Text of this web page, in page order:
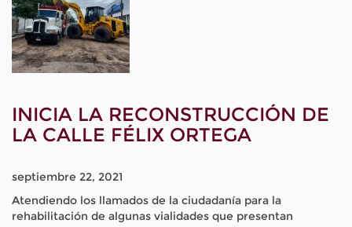
INICIA LA RECONSTRUCCIÓN DE
LA CALLE FÉLIX ORTEGA
septiembre 22, 2021
Atendiendo los llamados de la ciudadanía para la
rehabilitación de algunas vialidades que presentan